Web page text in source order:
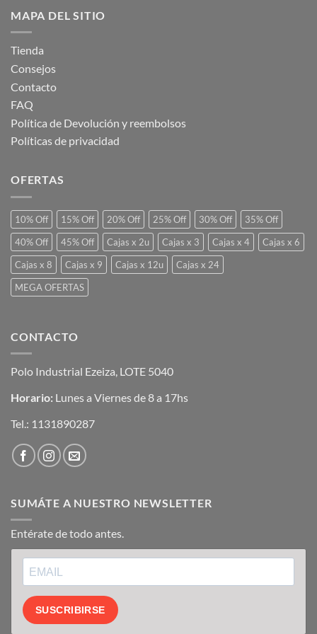
MAPA DEL SITIO
Tienda
Consejos
Contacto
FAQ
Política de Devolución y reembolsos
Políticas de privacidad
OFERTAS
10% Off 15% Off 20% Off 25% Off 30% Off
35% Off
40% Off
45% Off Cajas x 2u Cajas x 3 Cajas x 4
Cajas x 6
Cajas x 8
Cajas x 9 Cajas x 12u
Cajas x 24
MEGA OFERTAS
CONTACTO
Polo Industrial Ezeiza, LOTE 5040
Horario: Lunes a Viernes de 8 a 17hs
Tel.: 1131890287
SUMÁTE A NUESTRO NEWSLETTER
Entérate de todo antes.
SUSCRIBIRSE